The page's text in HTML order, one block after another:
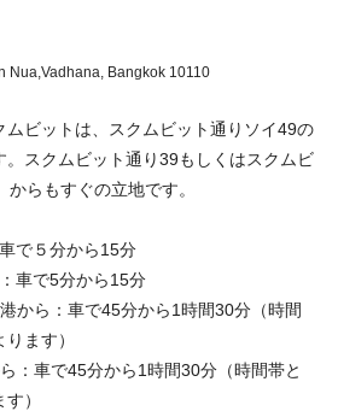
Nua,Vadhana, Bangkok 10110
ムビットは、スクムビット通りソイ49の
。スクムビット通り39もしくはスクムビ
らもすぐの立地です。
で５分から15分
車で5分から15分
から：車で45分から1時間30分（時間
ます）
：車で45分から1時間30分（時間帯と
）